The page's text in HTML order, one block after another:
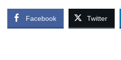
Facebook Twitter